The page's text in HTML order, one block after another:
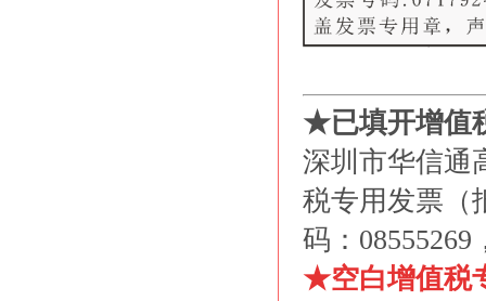
★已填开增值
深圳市华信通
税专用发票（
码：
★空白增值税